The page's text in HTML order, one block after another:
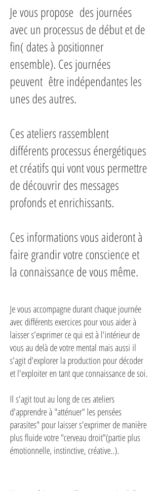
Je vous propose des journées
avec un processus de début et de
fin( dates à positionner
ensemble). Ces journées
peuvent être indépendantes les
unes des autres.
Ces ateliers rassemblent
différents processus énergétiques
et créatifs qui vont vous permettre
de découvrir des messages
profonds et enrichissants.
Ces informations vous aideront à
faire grandir votre conscience et
la connaissance de vous même.
Je vous accompagne durant chaque journée
avec différents exercices pour vous aider à
laisser s'exprimer ce qui est à l'intérieur de
vous au delà de votre mental mais aussi il
s'agit d'explorer la production pour décoder
et l'exploiter en tant que connaissance de soi.
Il s'agit tout au long de ces ateliers
d'apprendre à "atténuer" les pensées
parasites" pour laisser s'exprimer de manière
plus fluide votre "cerveau droit"(partie plus
émotionnelle, instinctive, créative..).